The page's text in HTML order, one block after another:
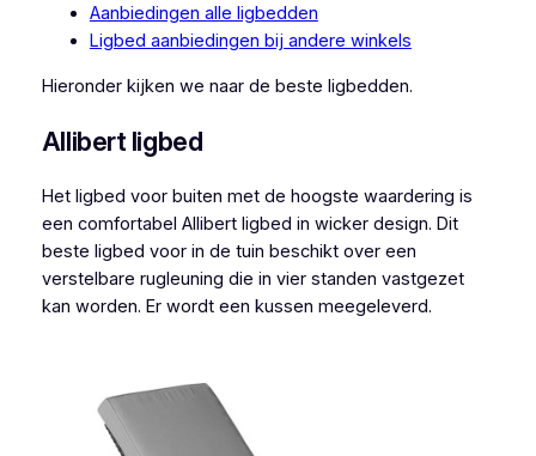
Aanbiedingen alle ligbedden
Ligbed aanbiedingen bij andere winkels
Hieronder kijken we naar de beste ligbedden.
Allibert ligbed
Het ligbed voor buiten met de hoogste waardering is
een comfortabel Allibert ligbed in wicker design. Dit
beste ligbed voor in de tuin beschikt over een
verstelbare rugleuning die in vier standen vastgezet
kan worden. Er wordt een kussen meegeleverd.